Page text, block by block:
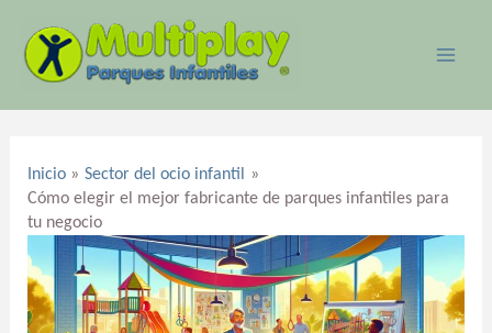
contenido
Inicio
Sector del ocio infantil
Cómo elegir el mejor fabricante de parques infantiles para
tu negocio
entradas